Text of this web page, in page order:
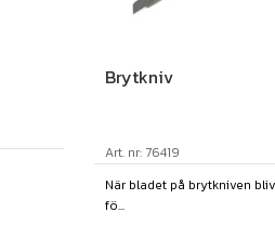
Brytkniv
Art. nr: 76419
När bladet på brytkniven
fö...